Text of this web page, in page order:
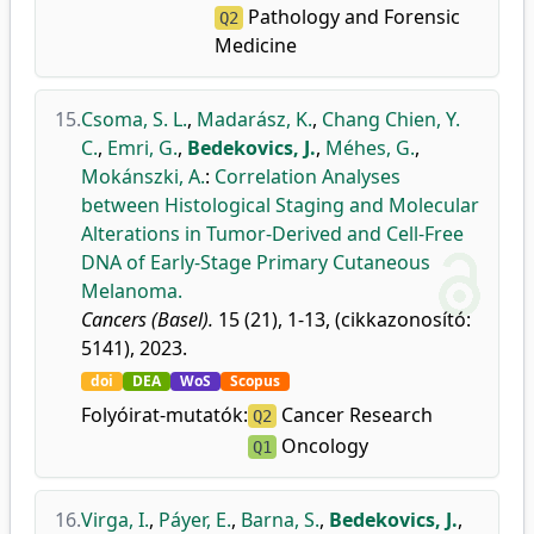
Q2 Pathology and Forensic
Medicine
15.Csoma, S. L., Madarász, K., Chang Chien, Y.
C., Emri, G., Bedekovics, J., Méhes, G.,
Mokánszki, A.: Correlation Analyses
between Histological Staging and Molecular
Alterations in Tumor-Derived and Cell-Free
DNA of Early-Stage Primary Cutaneous
Melanoma.
Cancers (Basel). 15 (21), 1-13, (cikkazonosító:
5141), 2023.
doi DEA WoS Scopus
Folyóirat-mutatók: Q2 Cancer Research
Q1 Oncology
16.Virga, I., Páyer, E., Barna, S., Bedekovics, J.,